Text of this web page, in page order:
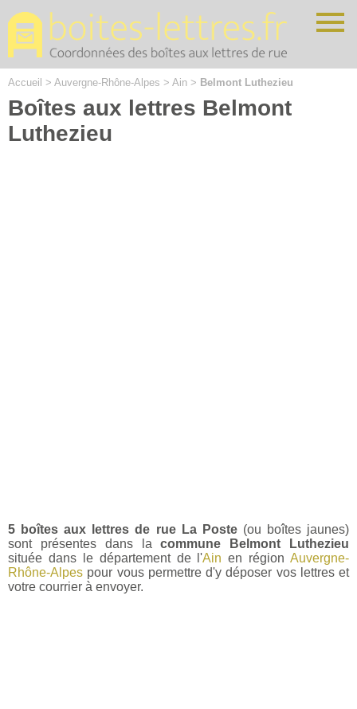
Accueil > Auvergne-Rhône-Alpes > Ain > Belmont Luthezieu
Boîtes aux lettres Belmont
Luthezieu
5 boîtes aux lettres de rue La Poste(ou boîtes jaunes)
sont présentes dans lacommune Belmont Luthezieu
située dans le département de l'Ain en région Auvergne-
Rhône-Alpes pour vous permettre d'y déposer vos lettres et
votre courrier à envoyer.